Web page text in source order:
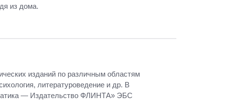
из дома.
изданий по различным областям
литературоведение и др. В
— Издательство ФЛИНТА» ЭБС